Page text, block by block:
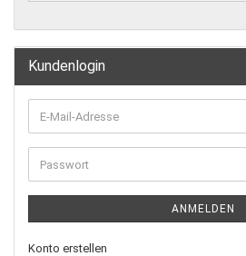
Kundenlogin
ANMELDEN
Konto erstellen